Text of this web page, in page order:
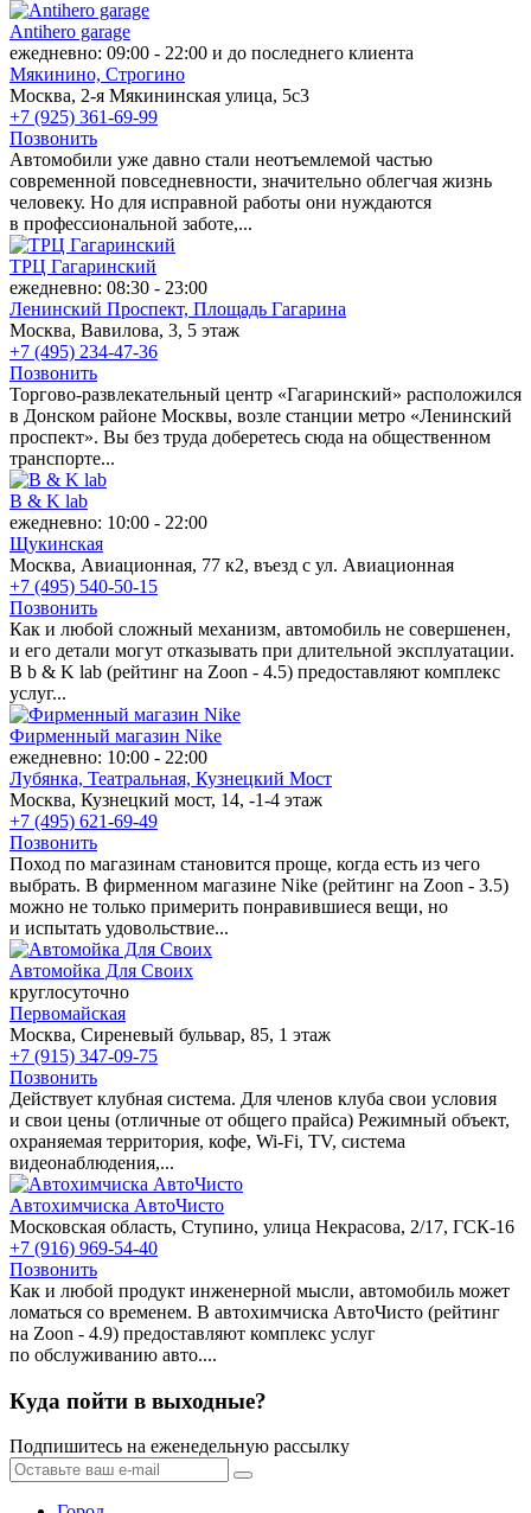
Antihero garage
ежедневно: 09:00 - 22:00 и до последнего клиента
Мякинино, Строгино
Москва, 2-я Мякининская улица, 5с3
+7 (925) 361-69-99
Позвонить
Автомобили уже давно стали неотъемлемой частью
современной повседневности, значительно облегчая жизнь
человеку. Но для исправной работы они нуждаются
в профессиональной заботе,...
ТРЦ Гагаринский
ежедневно: 08:30 - 23:00
Ленинский Проспект, Площадь Гагарина
Москва, Вавилова, 3, 5 этаж
+7 (495) 234-47-36
Позвонить
Торгово-развлекательный центр «Гагаринский» расположился
в Донском районе Москвы, возле станции метро «Ленинский
проспект». Вы без труда доберетесь сюда на общественном
транспорте...
B & K lab
ежедневно: 10:00 - 22:00
Щукинская
Москва, Авиационная, 77 к2, въезд с ул. Авиационная
+7 (495) 540-50-15
Позвонить
Как и любой сложный механизм, автомобиль не совершенен,
и его детали могут отказывать при длительной эксплуатации.
В b & K lab (рейтинг на Zoon - 4.5) предоставляют комплекс
услуг...
Фирменный магазин Nike
ежедневно: 10:00 - 22:00
Лубянка, Театральная, Кузнецкий Мост
Москва, Кузнецкий мост, 14, -1-4 этаж
+7 (495) 621-69-49
Позвонить
Поход по магазинам становится проще, когда есть из чего
выбрать. В фирменном магазине Nike (рейтинг на Zoon - 3.5)
можно не только примерить понравившиеся вещи, но
и испытать удовольствие...
Автомойка Для Своих
круглосуточно
Первомайская
Москва, Сиреневый бульвар, 85, 1 этаж
+7 (915) 347-09-75
Позвонить
Действует клубная система. Для членов клуба свои условия
и свои цены (отличные от общего прайса) Режимный объект,
охраняемая территория, кофе, Wi-Fi, TV, система
видеонаблюдения,...
Автохимчиска АвтоЧисто
Московская область, Ступино, улица Некрасова, 2/17, ГСК-16
+7 (916) 969-54-40
Позвонить
Как и любой продукт инженерной мысли, автомобиль может
ломаться со временем. В автохимчиска АвтоЧисто (рейтинг
на Zoon - 4.9) предоставляют комплекс услуг
по обслуживанию авто....
Куда пойти в выходные?
Подпишитесь на еженедельную рассылку